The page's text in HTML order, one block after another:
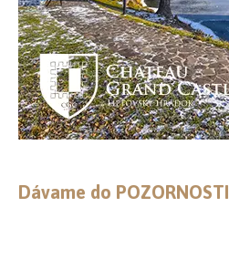
Dávame do POZORNOSTI